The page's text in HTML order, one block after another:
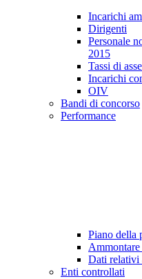
Incarichi
Dirigenti
Personale
2015
Tassi di
Incarichi
OIV
Bandi di concorso
Performance
Piano della
Dati relativi
Enti controllati